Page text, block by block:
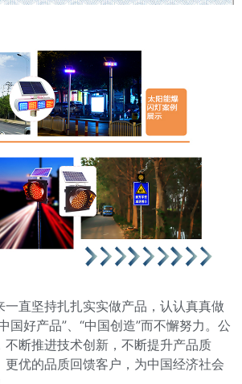
一直坚持扎扎实实做产品，认认真真做
国好产品”、“中国创造”而不懈努力。公
不断推进技术创新，不断提升产品质
更优的品质回馈客户，为中国经济社会